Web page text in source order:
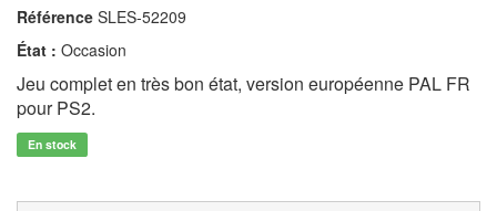
Référence SLES-52209
État : Occasion
Jeu complet en très bon état, version européenne PAL FR
pour PS2.
En stock